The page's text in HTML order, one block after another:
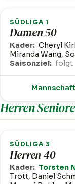
SÜDLIGA 1
Damen 50
Kader: Cheryl
Miranda Wang,
Saisonziel: folgt
Mannschaft
Herren
SÜDLIGA 3
Herren 40
Kader: Torsten
Trott, Daniel